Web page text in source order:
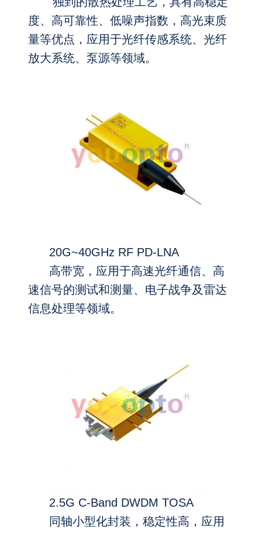
度、高可靠性、低噪声指数，高光束质
量等优点，应用于光纤传感系统、光纤
放大系统、泵源等领域。
20G~40GHz RF PD-LNA
高带宽，应用于高速光纤通信、高
速信号的测试和测量、电子战争及雷达
信息处理等领域。
2.5G C-Band DWDM TOSA
同轴小型化封装，稳定性高，应用